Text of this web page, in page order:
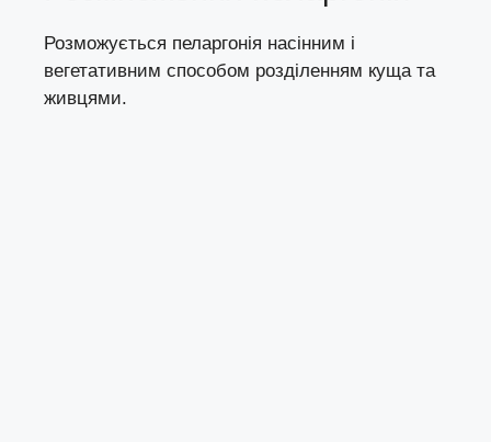
Розможується пеларгонія насінним і
вегетативним способом розділенням кущата
живцями.